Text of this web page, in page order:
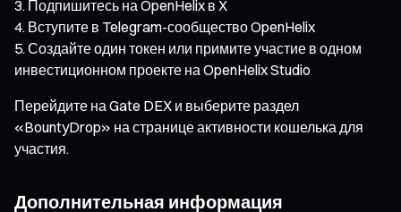
Подпишитесь на OpenHelix в X
Вступите в Telegram-сообщество OpenHelix
Создайте один токен или примите участие в одном
инвестиционном проекте на OpenHelix Studio
Перейдите на Gate DEX и выберите раздел
«BountyDrop» на странице активности кошелька для
участия.
Дополнительная информация